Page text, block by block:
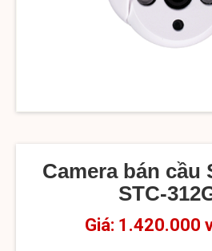
Camera bán cầu
STC-
Giá: 1.420.000